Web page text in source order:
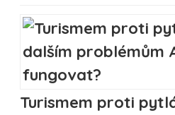
Turismem proti